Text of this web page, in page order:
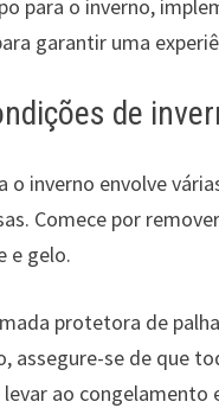
para o inverno,
garantir uma
de
o inverno envolve
Comece por
e gelo.
protetora de
assegure-se de que
ao congelamento